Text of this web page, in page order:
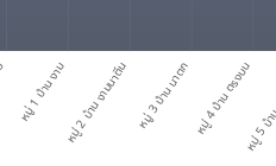
หมู่ 1 บ้าน งามหมู่ 2 บ้าน งามนาตีน หมู่ 3 บ้าน นาตก หมู่ 4 บ้าน ตรงบนหมู่ 5